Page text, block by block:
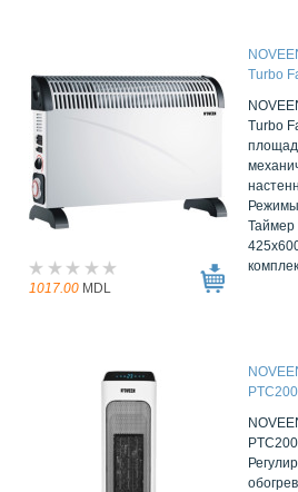
1017.00 MDL
Turbo
Turbo